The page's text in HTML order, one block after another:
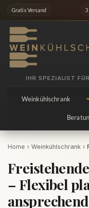
springen
Gratis Versand 3
IHR SPEZIALIST
Weinkühlschrank
Home › Weinkühlschrank ›
– Flexibel